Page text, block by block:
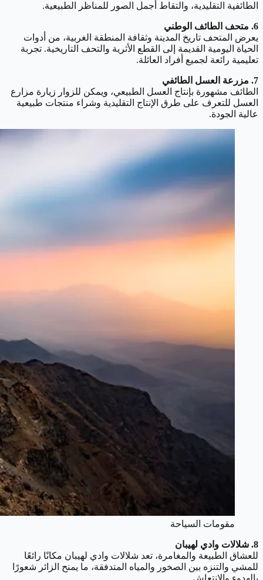
الطائفية التقليدية، والتقاط أجمل الصور للمناظر الطبيعية.
6. متحف الطائف الوطني
يعرض المتحف تاريخ المدينة وثقافة المنطقة الغربية، من أدوات
الحياة اليومية القديمة إلى القطع الأثرية والتحف التاريخية. تجربة
تعليمية رائعة لجميع أفراد العائلة.
7. مزرعة العسل الطائفي
الطائف مشهورة بإنتاج العسل الطبيعي، ويمكن للزوار زيارة مزارع
العسل للتعرف على طرق الإنتاج التقليدية وشراء منتجات طبيعية
عالية الجودة.
مقومات السياحة
8. شلالات وادي لهيبان
للعشاق الطبيعة والمغامرة، تعد شلالات وادي لهيبان مكانًا رائعًا
للمشي والتنزه بين الصخور والمياه المتدفقة، ما يمنح الزائر شعورًا